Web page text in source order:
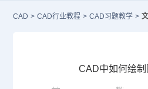
CAD > CAD行业教程 > CAD习题教学 >
CAD中如何绘